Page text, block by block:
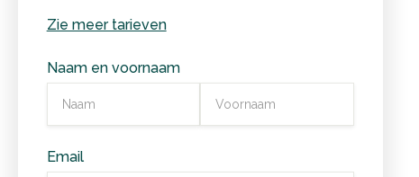
Zie meer tarieven
Naam en voornaam
Email